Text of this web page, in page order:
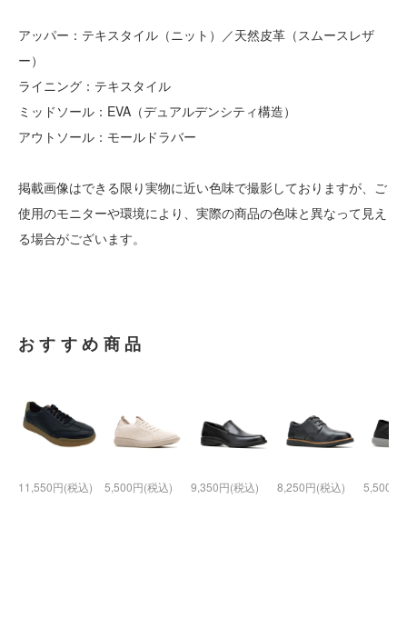
アッパー：テキスタイル（ニット）／天然皮革（スムースレザ
ー）
ライニング：テキスタイル
ミッドソール：EVA（デュアルデンシティ構造）
アウトソール：モールドラバー
掲載画像はできる限り実物に近い色味で撮影しておりますが、ご
使用のモニターや環境により、実際の商品の色味と異なって見え
る場合がございます。
おすすめ商品
11,550円(税込) 5,500円(税込) 9,350円(税込) 8,250円(税込) 5,500円